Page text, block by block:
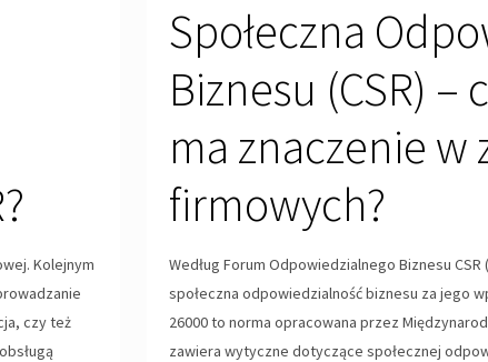
Kolejnym
czy też
Społeczna
Biznesu (CSR) –
ma znaczenie w
firmowych?
Według Forum Odpowiedzialnego Biznesu
społeczna odpowiedzialność biznesu za jego
26000 to norma opracowana przez
zawiera wytyczne dotyczące społecznej